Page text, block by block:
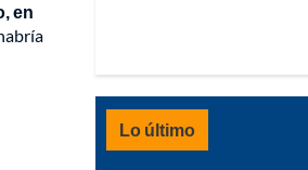
en
Lo último